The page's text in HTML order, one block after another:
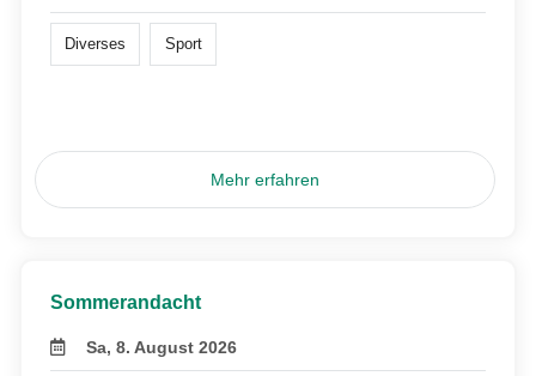
Diverses Sport
Mehr erfahren
Sommerandacht
Sa, 8. August 2026